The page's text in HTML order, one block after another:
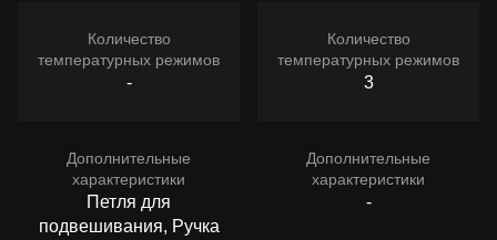
Количество
температурных режимов
-
Дополнительные
характеристики
Петля для
подвешивания, Ручка
Количество
температурных режимов
3
Дополнительные
характеристики
-